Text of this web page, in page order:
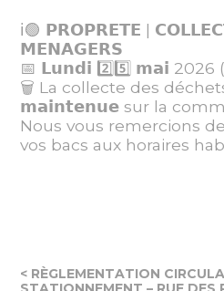
ℹ️🟢 𝗣𝗥𝗢𝗣𝗥𝗘𝗧𝗘 |
𝗠𝗘𝗡𝗔𝗚𝗘𝗥𝗦
📅 𝗟𝘂𝗻𝗱𝗶 2️⃣5️⃣ 𝗺𝗮𝗶 2026
🗑️ La collecte des
𝗺𝗮𝗶𝗻𝘁𝗲𝗻𝘂𝗲 sur la
Nous vous remercions
vos bacs aux horaires
< RÈGLEMENTATION